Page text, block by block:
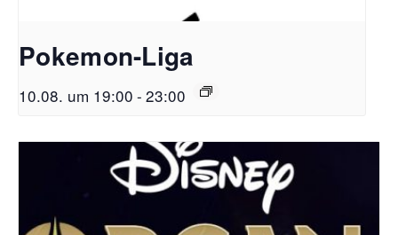
Pokemon-Liga
10.08. um 19:00 - 23:00